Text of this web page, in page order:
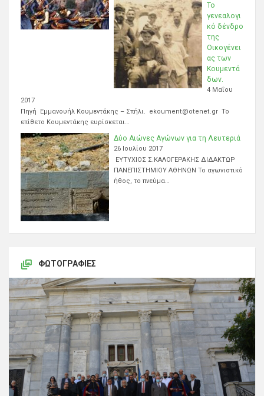
Το
γενεαλογι
κό δένδρο
της
Οικογένει
ας των
Κουμεντά
δων.
4 Μαΐου
2017
Πηγή Εμμανουήλ Κουμεντάκης – Σπήλι. ekoument@otenet.gr Το
επίθετο Κουμεντάκης ευρίσκεται…
Δύο Αιώνες Αγώνων για τη Λευτεριά
26 Ιουλίου 2017
ΕΥΤΥΧΙΟΣ Σ.ΚΑΛΟΓΕΡΑΚΗΣ ΔΙΔΑΚΤΩΡ
ΠΑΝΕΠΙΣΤΗΜΙΟΥ ΑΘΗΝΩΝ Το αγωνιστικό
ήθος, το πνεύμα…
ΦΩΤΟΓΡΑΦΊΕΣ